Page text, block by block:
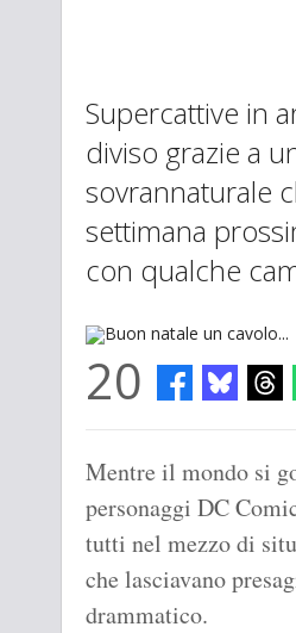
Supercattive in
diviso grazie a
sovrannaturale
settimana
con qualche
20
Mentre il mondo si
personaggi DC
tutti nel mezzo di
che lasciavano
drammatico.